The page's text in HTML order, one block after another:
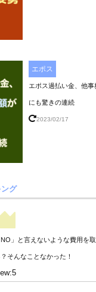
エポス
エポス過払い金、他
にも驚きの連続
2023/02/17
グ
NO」と言えないような費用を
そんなことなかった！